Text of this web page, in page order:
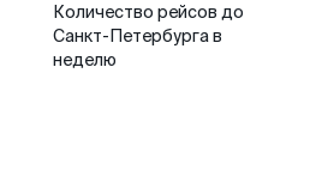
Количество рейсов до
Санкт-Петербурга в
неделю